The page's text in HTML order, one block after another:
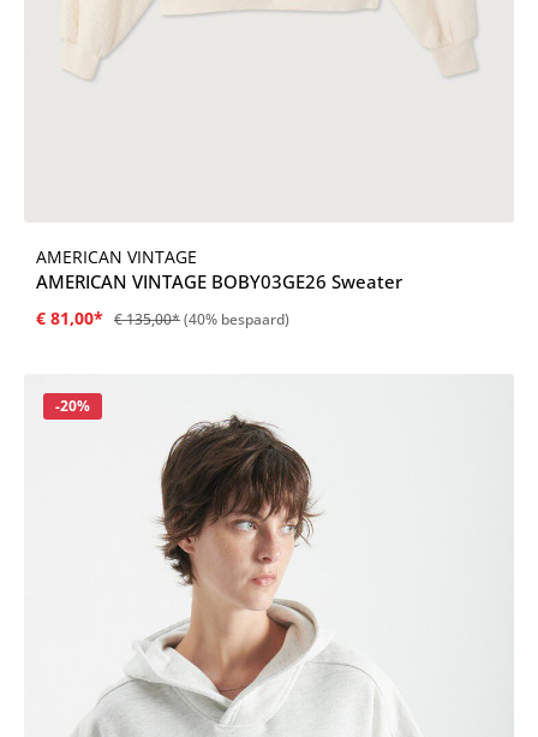
AMERICAN VINTAGE
AMERICAN VINTAGE BOBY03GE26 Sweater
€ 81,00* € 135,00*(40% bespaard)
Korting
-20%